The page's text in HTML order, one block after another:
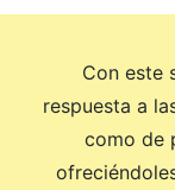
Con este
respuesta a
como de